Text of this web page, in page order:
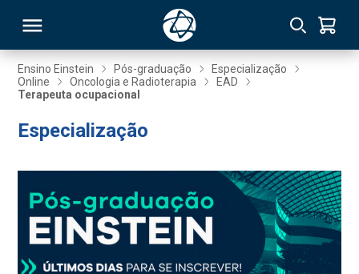
Ensino Einstein Pós-graduação
Especialização
Online
Oncologia e Radioterapia
EAD
Terapeuta ocupacional
Especialização